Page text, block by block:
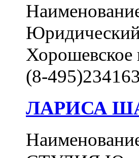
Хорошевское
(8-
ЛАРИСА